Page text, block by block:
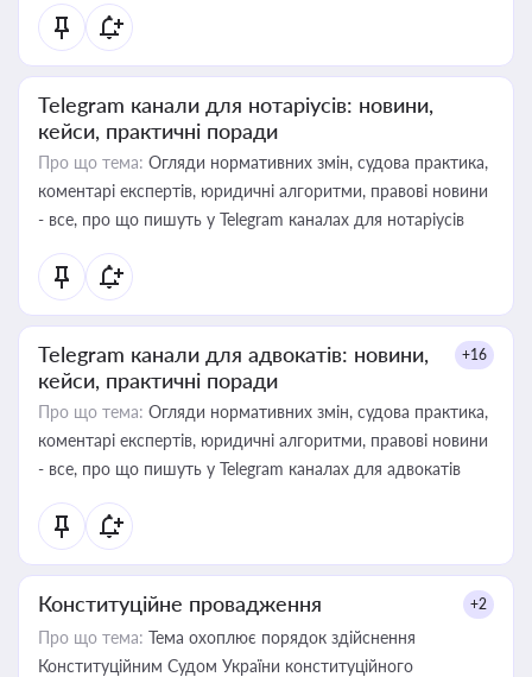
Telegram канали для нотаріусів: новини,
кейси, практичні поради
Про що тема: Огляди нормативних змін, судова практика,
коментарі експертів, юридичні алгоритми, правові новини
- все, про що пишуть у Telegram каналах для нотаріусів
Telegram канали для адвокатів: новини,
кейси, практичні поради
+16
Про що тема: Огляди нормативних змін, судова практика,
коментарі експертів, юридичні алгоритми, правові новини
- все, про що пишуть у Telegram каналах для адвокатів
Конституційне провадження +2
Про що тема: Тема охоплює порядок здійснення
Конституційним Судом України конституційного